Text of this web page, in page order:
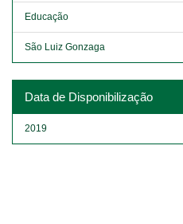
Educação
São Luiz Gonzaga
Data de Disponibilização
2019